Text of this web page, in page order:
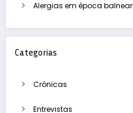
Alergias em época balnear
Categorias
Crónicas
Entrevistas